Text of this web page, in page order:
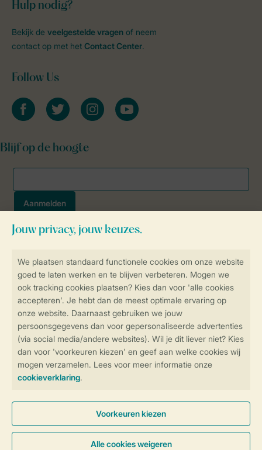
Controle over jouw gegevens &
privacy
SSL certificaat
Veilige gegevensoverdracht
Veilige betaling
Hulp nodig?
Bekijk de veelgestelde vragen of neem
contact op met het Contact Center.
Follow Us
facebooktwitter instagramyoutube
Blijf op de hoogte
Algemene voorwaarden Privacy notice